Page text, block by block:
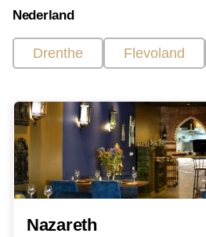
Nederland
Drenthe Flevoland
Nazareth